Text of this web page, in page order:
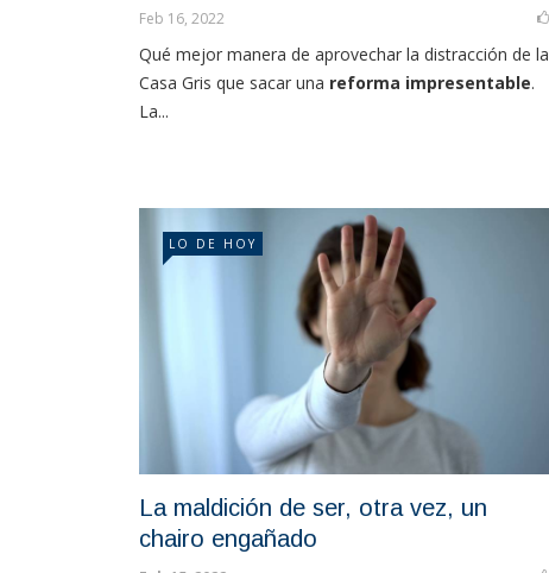
Feb 16, 2022
Qué mejor manera de aprovechar la distracción de la
Casa Gris que sacar una reforma impresentable.
La...
LO DE HOY
La maldición de ser, otra vez, un
chairo engañado